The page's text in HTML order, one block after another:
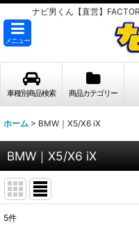
ナビ男くん【直営】
メニュー
車種別商品検索 商品カテゴリー
ホーム > BMW｜X5/X6 iX
BMW｜X5/X6 iX
5件